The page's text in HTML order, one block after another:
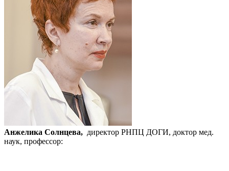
Анжелика Солнцева, директор РНПЦ ДОГИ, доктор мед.
наук, профессор: